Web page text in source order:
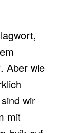
Aber wie
wir
mit